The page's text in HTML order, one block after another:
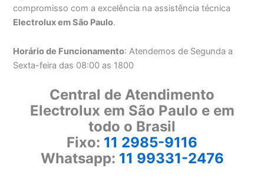
compromisso com a excelência na assistência técnica
Electrolux em São Paulo.
Horário de Funcionamento: Atendemos de Segunda a
Sexta-feira das 08:00 as 1800
Central de Atendimento
Electrolux em São Paulo e em
todo o Brasil
Fixo: 11 2985-9116
Whatsapp: 11 99331-2476